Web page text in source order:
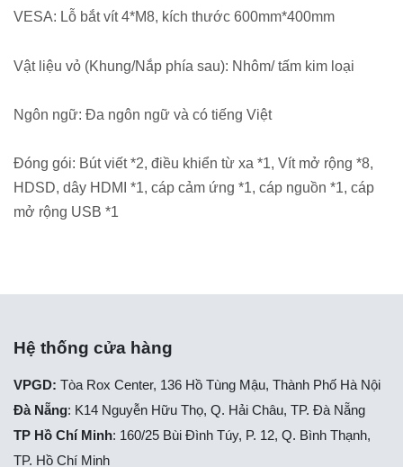
VESA: Lỗ bắt vít 4*M8, kích thước 600mm*400mm
Vật liệu vỏ (Khung/Nắp phía sau): Nhôm/ tấm kim loại
Ngôn ngữ: Đa ngôn ngữ và có tiếng Việt
Đóng gói: Bút viết *2, điều khiển từ xa *1, Vít mở rộng *8,
HDSD, dây HDMI *1, cáp cảm ứng *1, cáp nguồn *1, cáp
mở rộng USB *1
Hệ thống cửa hàng
VPGD: Tòa Rox Center, 136 Hồ Tùng Mậu, Thành Phố Hà Nội
Đà Nẵng: K14 Nguyễn Hữu Thọ, Q. Hải Châu, TP. Đà Nẵng
TP Hồ Chí Minh: 160/25 Bùi Đình Túy, P. 12, Q. Bình Thạnh,
TP. Hồ Chí Minh